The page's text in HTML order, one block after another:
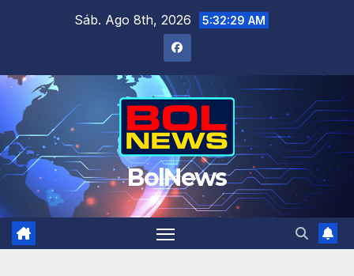
Sáb. Ago 8th, 2026 5:32:30 AM
BolNews